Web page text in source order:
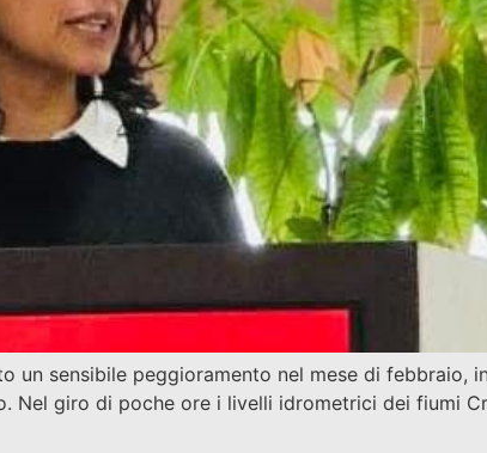
sensibile peggioramento nel mese di febbraio,
Nel giro di poche ore i livelli idrometrici dei fiumi